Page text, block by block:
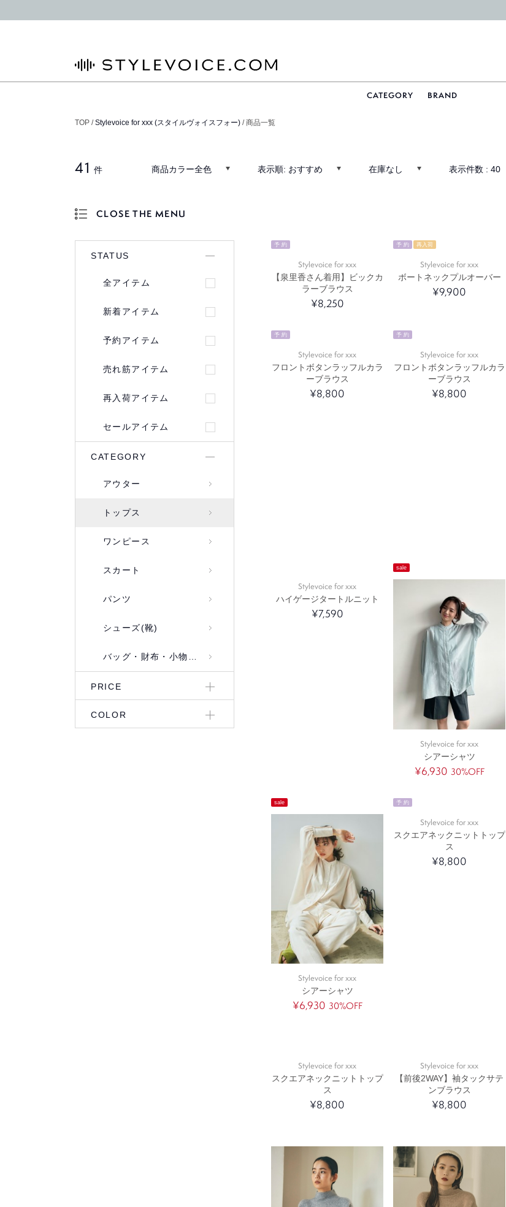
CATEGORY BRAND
TOP /Stylevoice for xxx (スタイルヴォイスフォー) / 商品一覧
41 件 商品カラー全色 表示順: おすすめ 在庫なし 表示件数 :40
CLOSE THE MENU
STATUS
全アイテム
新着アイテム
予約アイテム
売れ筋アイテム
再入荷アイテム
セールアイテム
CATEGORY
アウター
トップス
ワンピース
スカート
パンツ
シューズ(靴)
バッグ・財布・小物入れ
PRICE
COLOR
予 約
Stylevoice for xxx
【泉里香さん着用】ビックカ
ラーブラウス
¥8,250
予 約 再入荷
Stylevoice for xxx
ボートネックプルオーバー
¥9,900
予 約
Stylevoice for xxx
フロントボタンラッフルカラ
ーブラウス
¥8,800
予 約
Stylevoice for xxx
フロントボタンラッフルカラ
ーブラウス
¥8,800
Stylevoice for xxx
ハイゲージタートルニット
¥7,590
sale
Stylevoice for xxx
シアーシャツ
¥6,930 30%OFF
sale
Stylevoice for xxx
シアーシャツ
¥6,930 30%OFF
予 約
Stylevoice for xxx
スクエアネックニットトップ
ス
¥8,800
Stylevoice for xxx
スクエアネックニットトップ
ス
¥8,800
Stylevoice for xxx
【前後2WAY】袖タックサテ
ンブラウス
¥8,800